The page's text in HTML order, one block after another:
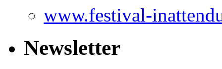
www.festival-
Newsletter